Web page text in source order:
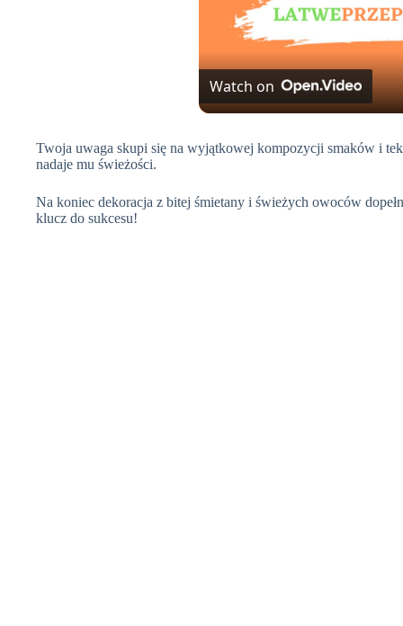
Watch on
Twoja uwaga skupi się na wyjątkowej kompozycji smaków i
nadaje mu świeżości.
Na koniec dekoracja z bitej śmietany i świeżych owoców
klucz do sukcesu!